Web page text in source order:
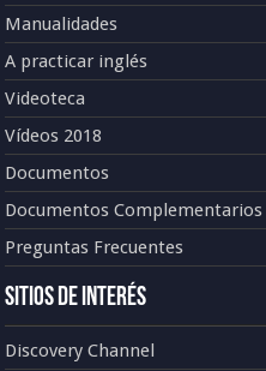
Manualidades
A practicar inglés
Videoteca
Vídeos 2018
Documentos
Documentos Complementarios
Preguntas Frecuentes
Sitios de Interés
Discovery Channel